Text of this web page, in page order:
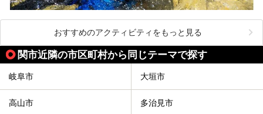
おすすめのアクティビティをもっと見る
関市近隣の市区町村から同じテーマで探す
岐阜市 大垣市
高山市 多治見市